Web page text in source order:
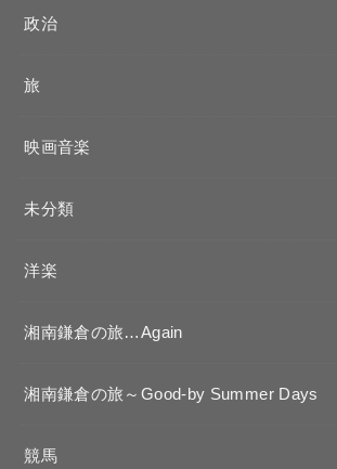
政治
旅
映画音楽
未分類
洋楽
湘南鎌倉の旅…Again
湘南鎌倉の旅～Good-by Summer Days
競馬